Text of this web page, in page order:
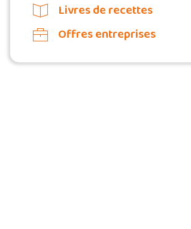
Livres de recettes
Offres entreprises